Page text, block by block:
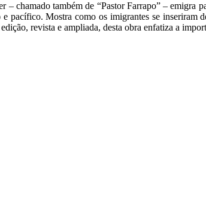
chamado também de “Pastor Farrapo” –
pacífico. Mostra como os imigrantes se
revista e ampliada, desta obra enfatiza a